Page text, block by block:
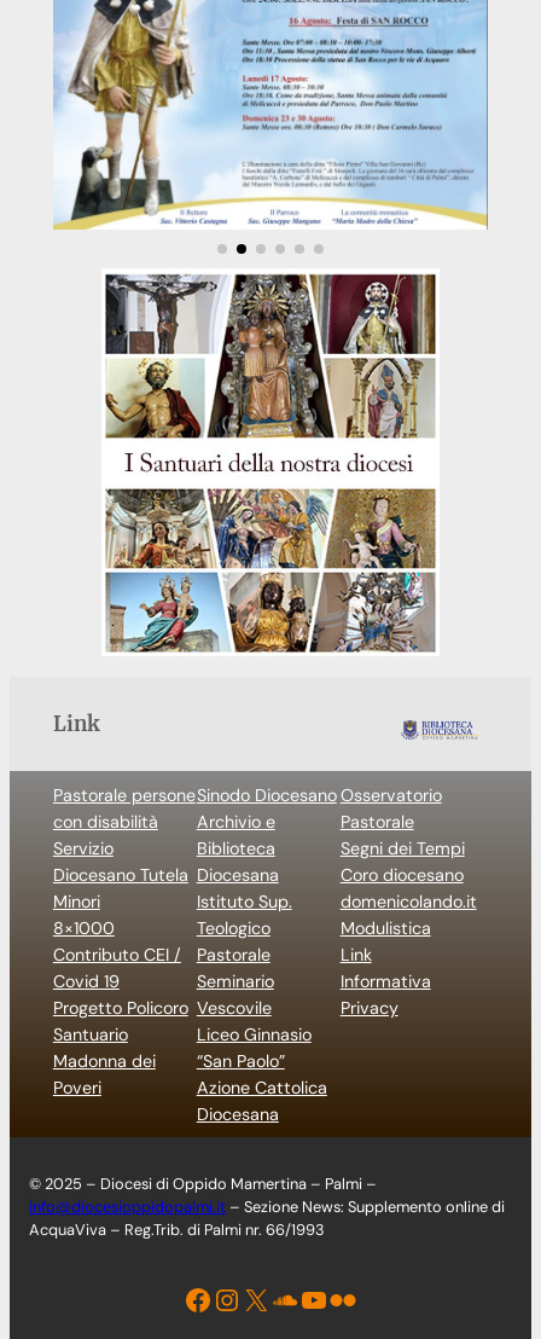
Link
Pastorale persone
con disabilità
Servizio
Diocesano Tutela
Minori
8×1000
Contributo CEI /
Covid 19
Progetto Policoro
Santuario
Madonna dei
Poveri
Sinodo Diocesano
Archivio e
Biblioteca
Diocesana
Istituto Sup.
Teologico
Pastorale
Seminario
Vescovile
Liceo Ginnasio
“San Paolo”
Azione Cattolica
Diocesana
Osservatorio
Pastorale
Segni dei Tempi
Coro diocesano
domenicolando.it
Modulistica
Link
Informativa
Privacy
© 2025 – Diocesi di Oppido Mamertina – Palmi –
info@diocesioppidopalmi.it – Sezione News: Supplemento online di
AcquaViva – Reg.Trib. di Palmi nr. 66/1993
Facebook Instagram X Soundcloud YouTube Flickr